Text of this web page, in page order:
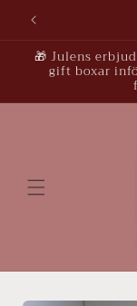
vidare
till
🎁 Julens
gift boxar